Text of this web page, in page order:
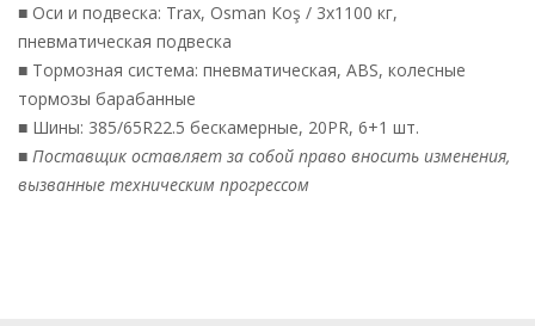
■ Оси и подвеска: Trax, Osman Кoş / 3х1100 кг,
пневматическая подвеска
■ Тормозная система: пневматическая, ABS, колесные
тормозы барабанные
■ Шины: 385/65R22.5 бескамерные, 20PR, 6+1 шт.
■ Поставщик оставляет за собой право вносить изменения,
вызванные техническим прогрессом